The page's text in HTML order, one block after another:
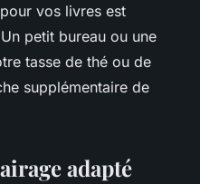
vos livres est
petit bureau ou une
tasse de thé ou de
supplémentaire de
adapté